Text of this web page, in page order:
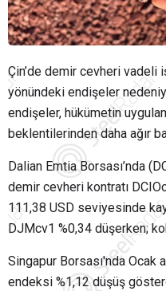
Çin’de demir cevheri vadeli
yönündeki endişeler
endişeler, hükümetin
beklentilerinden daha ağır
Dalian Emtia Borsası’nda
demir cevheri kontratı
111,38 USD seviyesinde
DJMcv1 %0,34 düşerken;
Singapur Borsası'nda Ocak
endeksi %1,12 düşüş